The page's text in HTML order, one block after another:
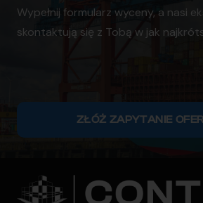
Wypełnij formularz wyceny, a nasi
skontaktują się z Tobą w jak
ZŁÓŻ ZAPYTANIE